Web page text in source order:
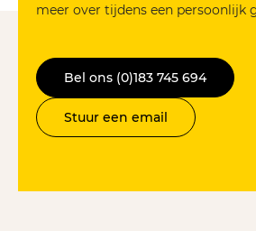
meer over tijdens een persoonlijk
Bel ons (0)183 745 694
Stuur een email